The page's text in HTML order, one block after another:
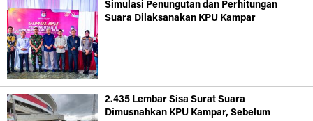
Simulasi Penungutan dan Perhitungan
Suara Dilaksanakan KPU Kampar
2.435 Lembar Sisa Surat Suara
Dimusnahkan KPU Kampar, Sebelum